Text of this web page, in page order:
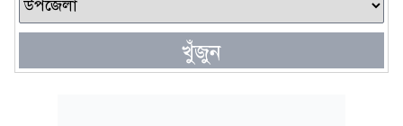
খুঁজুন